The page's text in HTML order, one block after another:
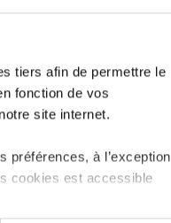
tiers afin de permettre le
fonction de vos
site internet.
préférences, à l’exception
cookies est accessible
?